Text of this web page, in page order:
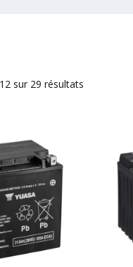
sur 29 résultats